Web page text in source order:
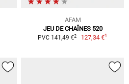
AFAM
JEU DE CHAÎNES 520
PVC 141,49 €2 127,34 €1